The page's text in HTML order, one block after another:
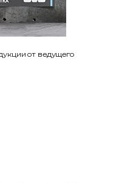
от ведущего